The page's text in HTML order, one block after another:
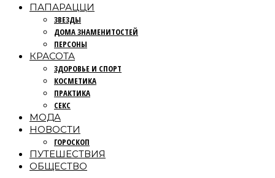
ПАПАРАЦЦИ
ЗВЕЗДЫ
ДОМА ЗНАМЕНИТОСТЕЙ
ПЕРСОНЫ
КРАСОТА
ЗДОРОВЬЕ И СПОРТ
КОСМЕТИКА
ПРАКТИКА
СЕКС
МОДА
НОВОСТИ
ГОРОСКОП
ПУТЕШЕСТВИЯ
ОБЩЕСТВО